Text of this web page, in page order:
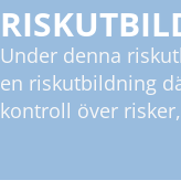
Under denna
en riskutbildning
kontroll över